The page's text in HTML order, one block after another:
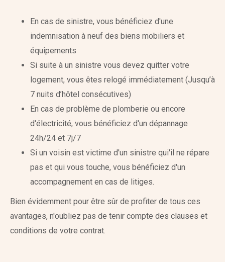
En cas de sinistre, vous bénéficiez d'une
indemnisation à neuf des biens mobiliers et
équipements
Si suite à un sinistre vous devez quitter votre
logement, vous êtes relogé immédiatement (Jusqu’à
7 nuits d’hôtel consécutives)
En cas de problème de plomberie ou encore
d'électricité, vous bénéficiez d'un dépannage
24h/24 et 7j/7
Si un voisin est victime d'un sinistre qui'il ne répare
pas et qui vous touche, vous bénéficiez d'un
accompagnement en cas de litiges.
Bien évidemment pour être sûr de profiter de tous ces
avantages, n'oubliez pas de tenir compte des clauses et
conditions de votre contrat.